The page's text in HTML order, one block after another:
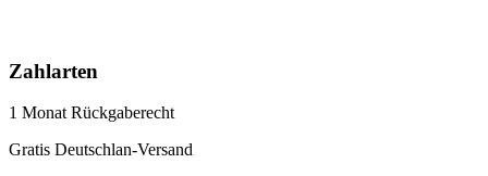
Zahlarten
1 Monat Rückgaberecht
Gratis Deutschlan-Versand